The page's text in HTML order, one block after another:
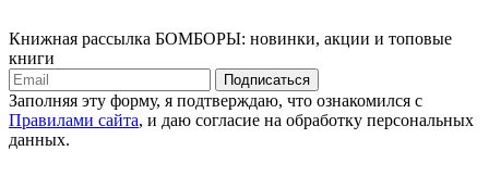
Книжная рассылка БОМБОРЫ: новинки, акции и топовые
книги
Подписаться
Заполняя эту форму, я подтверждаю, что ознакомился с
Правилами сайта, и даю согласие на обработку персональных
данных.